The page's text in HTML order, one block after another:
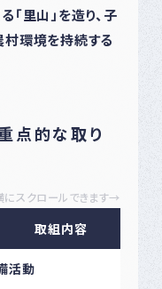
「里山」を造り、子
村環境を持続する
点的な取り
にスクロールできます→
取組内容
活動